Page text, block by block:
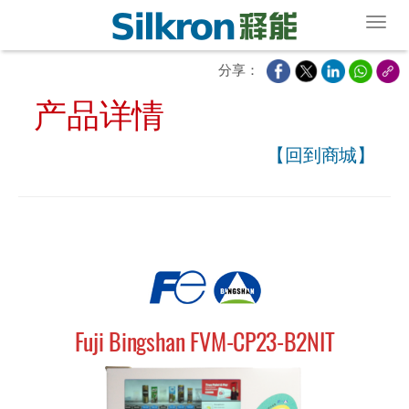
分享：
产品详情
【回到商城】
Fuji Bingshan FVM-CP23-B2NIT